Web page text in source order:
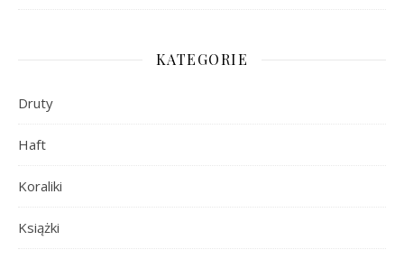
KATEGORIE
Druty
Haft
Koraliki
Książki